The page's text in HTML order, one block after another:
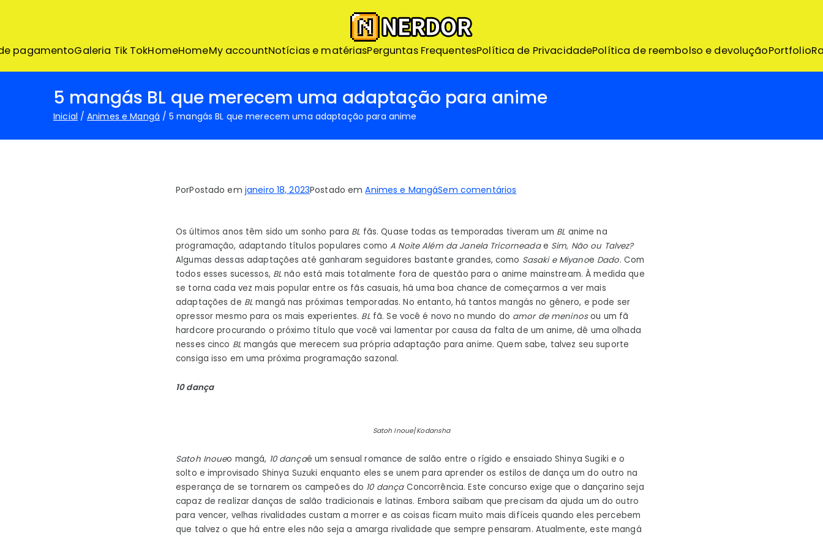
conteúdo
Nerdor – Nerd ao Extremo
Nerdor - A maior loja Nerd
pagamentoGaleria Tik TokHomeHomeMy accountNotícias e matériasPerguntas FrequentesPolítica de PrivacidadePolítica de reembolso e devoluçãoPortfolio
5 mangás BL que merecem uma adaptação para anime
Inicial Animes e Mangá 5 mangás BL que merecem uma adaptação para anime
PorPostado em janeiro 18, 2023Postado emAnimes e MangáSem comentários
BL
que
merecem
adaptação
para
anime
Os últimos anos têm sido um sonho para BL fãs. Quase todas as temporadas tiveram um BL anime na
programação, adaptando títulos populares comoA Noite Além da Janela Tricorneadae Sim, Não ou Talvez?
Algumas dessas adaptações até ganharam seguidores bastante grandes, como Sasaki e Miyanoe Dado. Com
todos esses sucessos, BL não está mais totalmente fora de questão para o anime mainstream. À medida que
se torna cada vez mais popular entre os fãs casuais, há uma boa chance de começarmos a ver mais
adaptações de BL mangá nas próximas temporadas. No entanto, há tantos mangás no gênero, e pode ser
opressor mesmo para os mais experientes. BLfã. Se você é novo no mundo do amor de meninosou um fã
hardcore procurando o próximo título que você vai lamentar por causa da falta de um anime, dê uma olhada
nesses cinco BL mangás que merecem sua própria adaptação para anime. Quem sabe, talvez seu suporte
consiga isso em uma próxima programação sazonal.
10 dança
Satoh Inoue/Kodansha
Satoh Inoueo mangá, 10 dançaé um sensual romance de salão entre o rígido e ensaiado Shinya Sugiki e o
solto e improvisado Shinya Suzuki enquanto eles se unem para aprender os estilos de dança um do outro na
esperança de se tornarem os campeões do 10 dançaConcorrência. Este concurso exige que o dançarino seja
capaz de realizar danças de salão tradicionais e latinas. Embora saibam que precisam da ajuda um do outro
para vencer, velhas rivalidades custam a morrer e as coisas ficam muito mais difíceis quando eles percebem
que talvez o que há entre eles não seja a amarga rivalidade que sempre pensaram. Atualmente, este mangá